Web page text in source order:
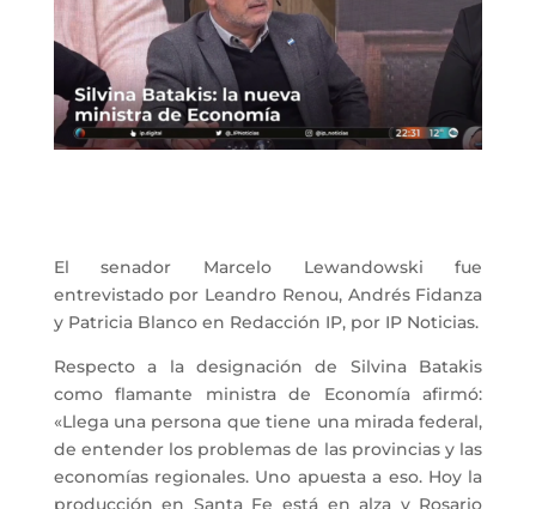
El senador Marcelo Lewandowski fue
entrevistado por Leandro Renou, Andrés Fidanza
y Patricia Blanco en Redacción IP, por IP Noticias.
Respecto a la designación de Silvina Batakis
como flamante ministra de Economía afirmó:
«Llega una persona que tiene una mirada federal,
de entender los problemas de las provincias y las
economías regionales. Uno apuesta a eso. Hoy la